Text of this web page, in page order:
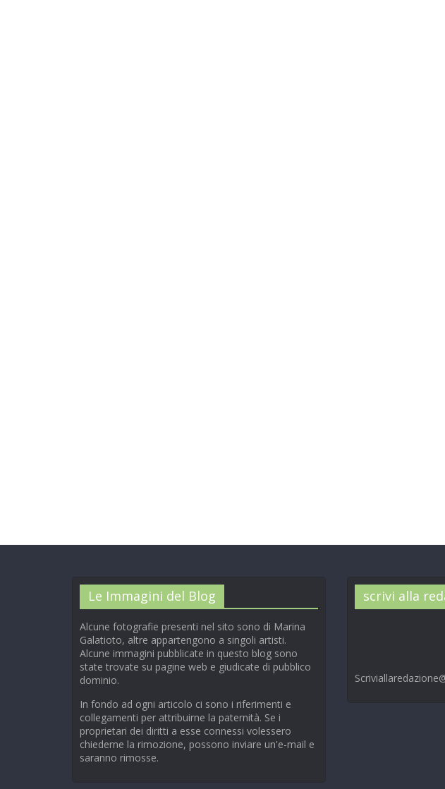
Le Immagini del Blog
Alcune fotografie presenti nel sito sono di Marina
Galatioto, altre appartengono a singoli artisti.
Alcune immagini pubblicate in questo blog sono
state trovate su pagine web e giudicate di pubblico
dominio.
In fondo ad ogni articolo ci sono i riferimenti e
collegamenti per attribuirne la paternità. Se i
proprietari dei diritti a esse connessi volessero
chiederne la rimozione, possono inviare un'e-mail e
saranno rimosse.
scrivi alla